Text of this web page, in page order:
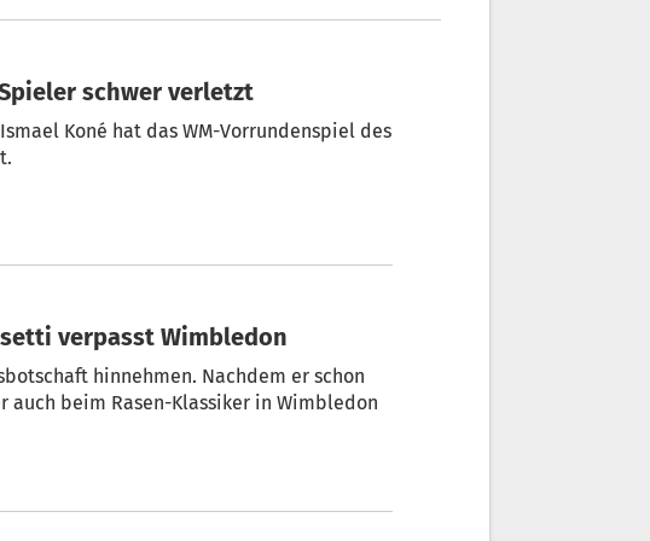
schwer verletzt
Koné hat das WM-Vorrundenspiel des
verpasst Wimbledon
hinnehmen. Nachdem er schon
auch beim Rasen-Klassiker in Wimbledon